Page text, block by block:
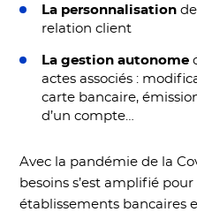
La personnalisation
relation client
La gestion autonome
actes associés :
carte bancaire,
d’un compte…
Avec la pandémie de la
besoins s’est amplifié
établissements bancaires